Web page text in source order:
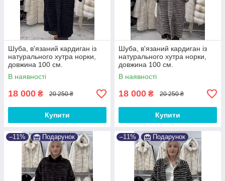
Шуба, в'язаний кардиган із
натурального хутра норки,
довжина 100 см.
В наявності
18 000 ₴ 20 250 ₴
Купити
Шуба, в'язаний кардиган із
натурального хутра норки,
довжина 100 см.
В наявності
18 000 ₴ 20 250 ₴
Купити
–11% Подарунок –11% Подарунок